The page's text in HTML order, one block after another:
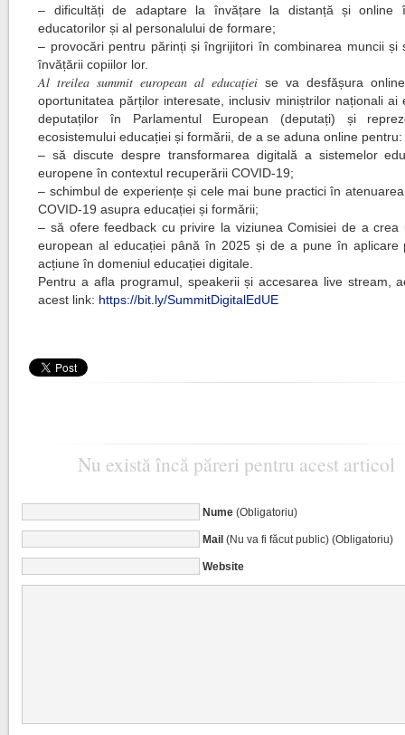
– dificultăți de adaptare la învățare la distanță și online
educatorilor și al personalului de formare;
– provocări pentru părinți și îngrijitori în combinarea muncii și
învățării copiilor lor.
𝐴𝑙 𝑡𝑟𝑒𝑖𝑙𝑒𝑎 𝑠𝑢𝑚𝑚𝑖𝑡 𝑒𝑢𝑟𝑜𝑝𝑒𝑎𝑛 𝑎𝑙 𝑒𝑑𝑢𝑐𝑎𝑡̦𝑖𝑒𝑖 se va desfășura
oportunitatea părților interesate, inclusiv miniștrilor naționali ai
deputaților în Parlamentul European (deputați) și
ecosistemului educației și formării, de a se aduna online pentru:
– să discute despre transformarea digitală a sistemelor
europene în contextul recuperării COVID-19;
– schimbul de experiențe și cele mai bune practici în
COVID-19 asupra educației și formării;
– să ofere feedback cu privire la viziunea Comisiei de a crea
european al educației până în 2025 și de a pune în aplicare
acțiune în domeniul educației digitale.
Pentru a afla programul, speakerii și accesarea live stream,
acest link: https://bit.ly/SummitDigitalEdUE
Nu există încă păreri pentru acest articol
Nume(Obligatoriu)
Mail(Nu va fi făcut public) (Obligatoriu)
Website